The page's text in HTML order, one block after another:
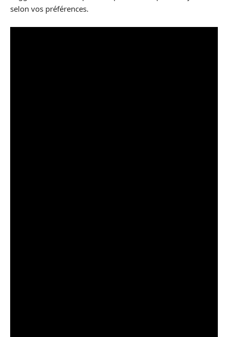
selon vos préférences.